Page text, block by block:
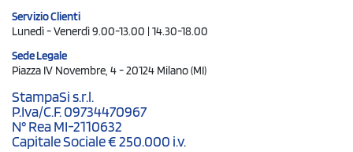
Servizio Clienti
Lunedì - Venerdì 9.00-13.00 | 14.30-18.00
Sede Legale
Piazza IV Novembre, 4 - 20124 Milano (MI)
StampaSi s.r.l.
P.Iva/C.F. 09734470967
N° Rea MI-2110632
Capitale Sociale € 250.000 i.v.